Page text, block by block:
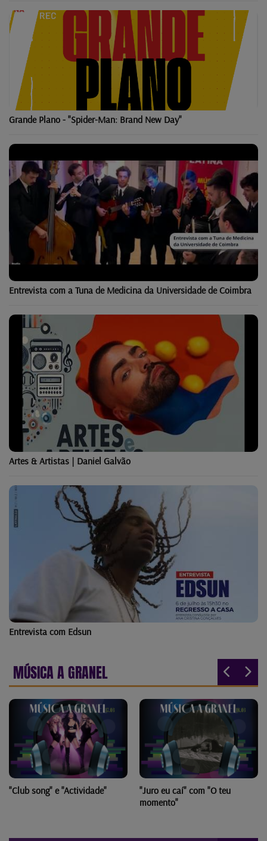
Grande Plano - "Spider-Man: Brand New Day"
Entrevista com a Tuna de Medicina da Universidade de Coimbra
Artes & Artistas | Daniel Galvão
Entrevista com Edsun
MÚSICA A GRANEL
"Club song" e "Actividade"
"Juro eu caí" com "O teu
momento"